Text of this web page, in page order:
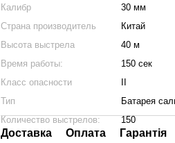
Калибр
30 мм
Страна производитель
Китай
Высота выстрела
40 м
Время работы:
150 сек
Класс опасности
Тип
Батарея
Количество выстрелов:
150
Доставка Оплата
Гарантія